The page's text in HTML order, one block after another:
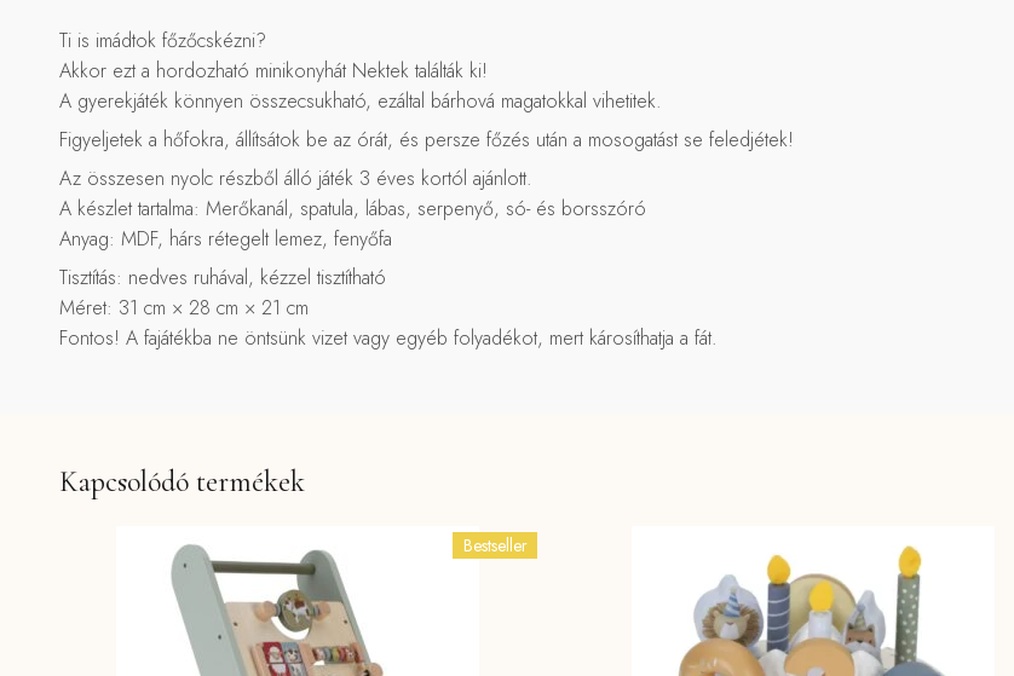
Ti is imádtok főzőcskézni?
Akkor ezt a hordozható minikonyhát Nektek találták ki!
A gyerekjáték könnyen összecsukható, ezáltal bárhová magatokkal vihetitek.
Figyeljetek a hőfokra, állítsátok be az órát, és persze főzés után a mosogatást se feledjétek!
Az összesen nyolc részből álló játék 3 éves kortól ajánlott.
A készlet tartalma: Merőkanál, spatula, lábas, serpenyő, só- és borsszóró
Anyag: MDF, hárs rétegelt lemez, fenyőfa
Tisztítás: nedves ruhával, kézzel tisztítható
Méret: 31 cm × 28 cm × 21 cm
Fontos! A fajátékba ne öntsünk vizet vagy egyéb folyadékot, mert károsíthatja a fát.
Kapcsolódó termékek
Bestseller